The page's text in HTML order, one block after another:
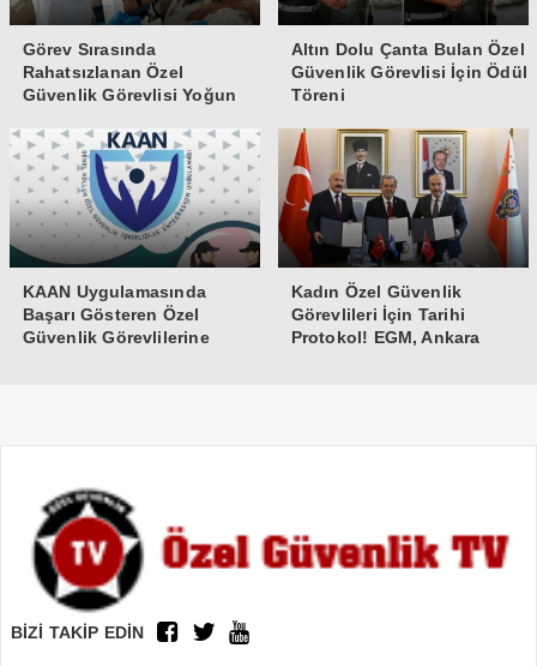
Görev Sırasında
Rahatsızlanan Özel
Güvenlik Görevlisi Yoğun
Altın Dolu Çanta Bulan Özel
Güvenlik Görevlisi İçin Ödül
Töreni
KAAN Uygulamasında
Başarı Gösteren Özel
Güvenlik Görevlilerine
Kadın Özel Güvenlik
Görevlileri İçin Tarihi
Protokol! EGM, Ankara
BİZİ TAKİP EDİN